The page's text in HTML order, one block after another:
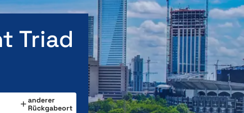
Triad
anderer
Rückgabeort